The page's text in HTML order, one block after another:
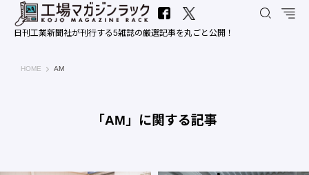
日刊工業新聞社が刊行する5雑誌の厳選記事を丸ごと公開！
HOME 工場マガジンラック｜日刊工業新聞社
AM
「AM」に関する記事